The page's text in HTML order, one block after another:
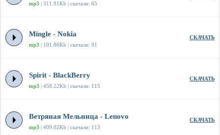
mp3 | 311.91Kb | скачали: 65
Mingle - Nokia
mp3 | 101.86Kb | скачали: 91
СКАЧАТЬ
Spirit - BlackBerry
mp3 | 458.22Kb | скачали: 115
СКАЧАТЬ
Ветряная Мельница - Lenovo
mp3 | 409.02Kb | скачали: 113
СКАЧАТЬ